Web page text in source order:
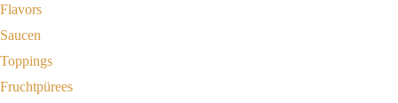
Flavors
Saucen
Toppings
Fruchtpürees